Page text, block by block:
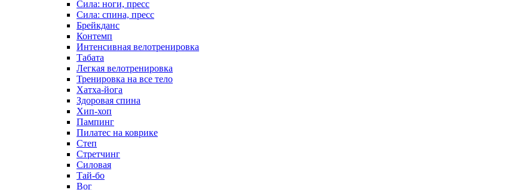
Сила: ноги, пресс
Сила: спина, пресс
Брейкданс
Контемп
Интенсивная велотренировка
Табата
Легкая велотренировка
Тренировка на все тело
Хатха-йога
Здоровая спина
Хип-хоп
Пампинг
Пилатес на коврике
Степ
Стретчинг
Силовая
Тай-бо
Вог